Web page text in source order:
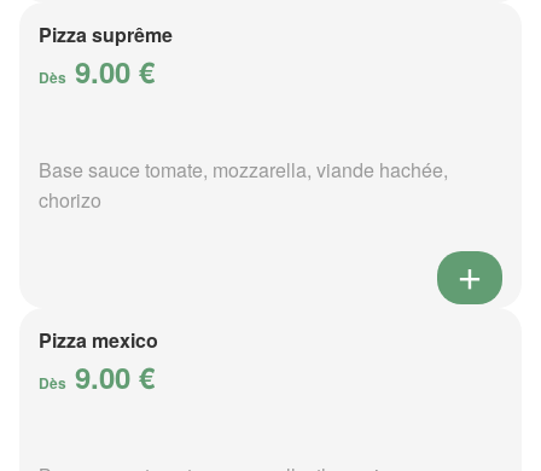
Pizza suprême
Dès 9.00 €
Base sauce tomate, mozzarella, viande hachée,
chorizo
Pizza mexico
Dès 9.00 €